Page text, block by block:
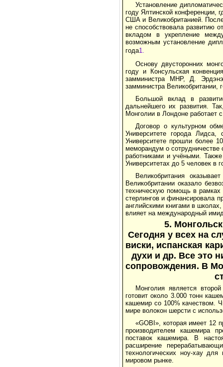
Установление
году Ялтинской конференции,
США и Великобританией.
не способствовала развитию
вкладом в укрепление
возможным установление
года1.
Основу двусторонних
году и Консульская
замминистра МНР, Д.
замминистра Великобритании,
Большой вклад в
дальнейшего их развития.
Монголии в Лондоне работает
Договор о культурном
Университете города
Университете прошли более
меморандум о
работниками и учёными. Также
Университетах до 5 человек в
Великобритания
Великобритании оказало
техническую помощь в рамках
стерлингов и финансировала
английскими книгами в
влияет на международный
5.
Сегодня у всех на
виски, испанская
духи и др. Все это
сопровождения. В
Монголия является
готовит около 3.000 тонн
кашемир со 100% качеством.
мире волокон шерсти с
«GOBI», которая имеет 12
производителем кашемира
поставок кашемира. В
расширение
технологических ноу-хау
мировом рынке.